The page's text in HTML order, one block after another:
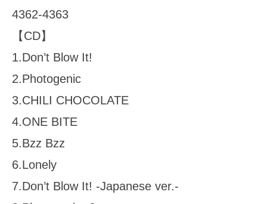
4362-4363
【CD】
1.Don’t Blow It!
2.Photogenic
3.CHILI CHOCOLATE
4.ONE BITE
5.Bzz Bzz
6.Lonely
7.Don’t Blow It! -Japanese ver.-